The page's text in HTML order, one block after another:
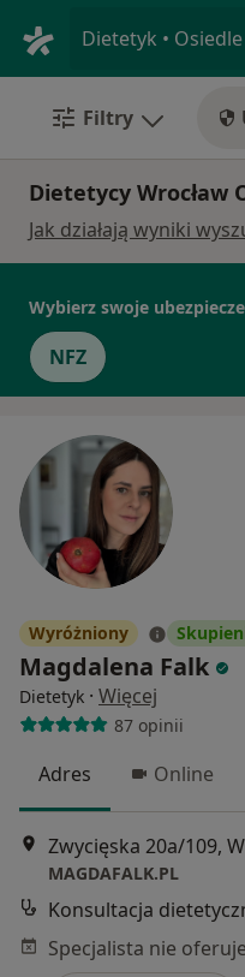
Filtry
Dietetycy Wrocław
Jak działają wyniki
Wybierz swoje
NFZ
Wyróżniony
Magdalena Falk
Dietetyk · Więcej
87 opinii
Adres Online
Zwycięska 20a/109,
MAGDAFALK.PL
Konsultacja